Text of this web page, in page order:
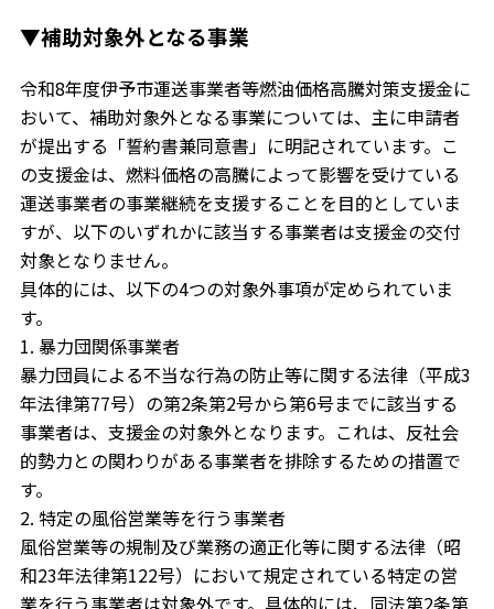
▼補助対象外となる事業
令和8年度伊予市運送事業者等燃油価格高騰対策支援金に
おいて、補助対象外となる事業については、主に申請者
が提出する「誓約書兼同意書」に明記されています。こ
の支援金は、燃料価格の高騰によって影響を受けている
運送事業者の事業継続を支援することを目的としていま
すが、以下のいずれかに該当する事業者は支援金の交付
対象となりません。
具体的には、以下の4つの対象外事項が定められていま
す。
1. 暴力団関係事業者
暴力団員による不当な行為の防止等に関する法律（平成3
年法律第77号）の第2条第2号から第6号までに該当する
事業者は、支援金の対象外となります。これは、反社会
的勢力との関わりがある事業者を排除するための措置で
す。
2. 特定の風俗営業等を行う事業者
風俗営業等の規制及び業務の適正化等に関する法律（昭
和23年法律第122号）において規定されている特定の営
業を行う事業者は対象外です。具体的には、同法第2条第